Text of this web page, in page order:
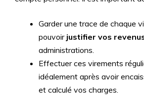
Garder une trace de chaque
pouvoir justifier vos
administrations.
Effectuer ces virements
idéalement après avoir
et calculé vos charges.